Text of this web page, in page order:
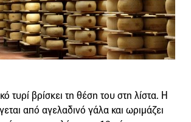
τυρί βρίσκει τη θέση του στη λίστα. Η
από αγελαδινό γάλα και ωριμάζει